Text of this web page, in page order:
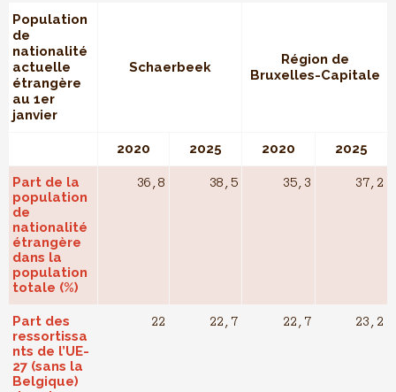
Population
de
nationalité
actuelle
étrangère
au 1er
janvier
Schaerbeek
Région de
Bruxelles-Capitale
2020 2025 2020 2025
Part de la
population
de
nationalité
étrangère
dans la
population
totale (%)
36,8 38,5 35,3 37,2
Part des
ressortissa
nts de l’UE-
27 (sans la
Belgique)
22 22,7 22,7 23,2